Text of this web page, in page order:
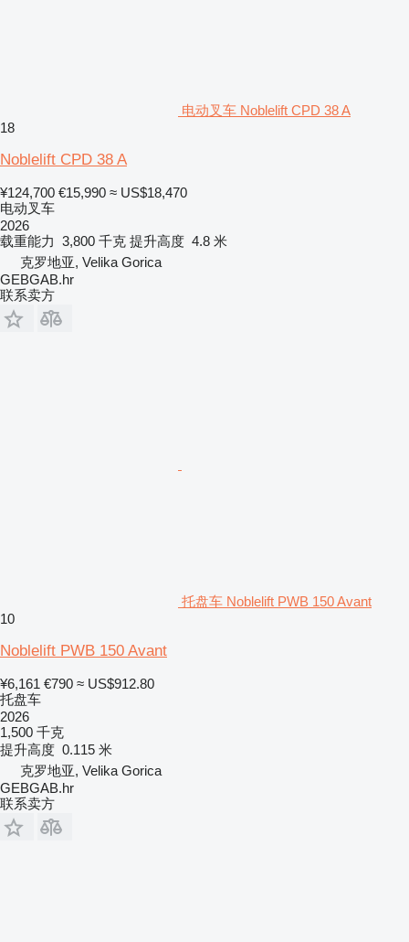
电动叉车 Noblelift CPD 38 A
18
Noblelift CPD 38 A
¥124,700 €15,990 ≈ US$18,470
电动叉车
2026
载重能力 3,800 千克 提升高度 4.8 米
克罗地亚, Velika Gorica
GEBGAB.hr
联系卖方
托盘车 Noblelift PWB 150 Avant
10
Noblelift PWB 150 Avant
¥6,161 €790 ≈ US$912.80
托盘车
2026
1,500 千克
提升高度 0.115 米
克罗地亚, Velika Gorica
GEBGAB.hr
联系卖方